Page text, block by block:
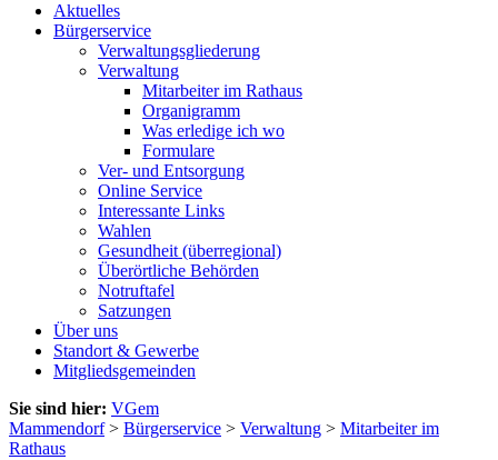
Aktuelles
Bürgerservice
Verwaltungsgliederung
Verwaltung
Mitarbeiter im Rathaus
Organigramm
Was erledige ich wo
Formulare
Ver- und Entsorgung
Online Service
Interessante Links
Wahlen
Gesundheit (überregional)
Überörtliche Behörden
Notruftafel
Satzungen
Über uns
Standort & Gewerbe
Mitgliedsgemeinden
Sie sind hier: VGem
Mammendorf> Bürgerservice > Verwaltung > Mitarbeiter im
Rathaus